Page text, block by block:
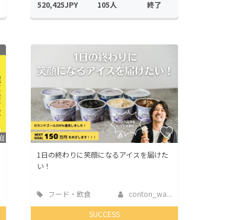
520,425JPY 105人 終了
1日の終わりに笑顔になるアイスを届けた
い！
フード・飲食
店
conton_wa...
SUCCESS